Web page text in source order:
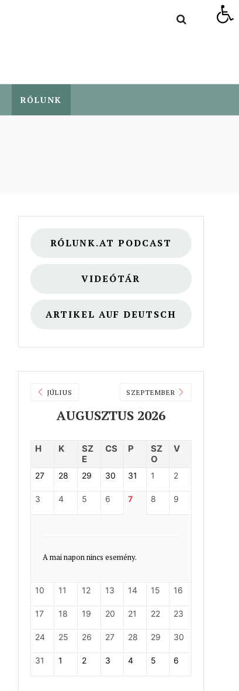
RÓLUNK
RÓLUNK.AT PODCAST
VIDEÓTÁR
ARTIKEL AUF DEUTSCH
JÚLIUS
AUGUSZTUS 2026
SZEPTEMBER
H K
SZ
E
CS P
SZ
O
V
27 28 29 30 31 1 2
3 4 5 6 7 8 9
A mai napon nincs esemény.
10 11 12 13 14 15 16
17 18 19 20 21 22 23
24 25 26 27 28 29 30
31 1 2 3 4 5 6